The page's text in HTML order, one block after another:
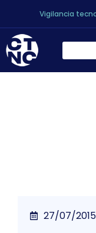
Vigilancia
27/07/2015